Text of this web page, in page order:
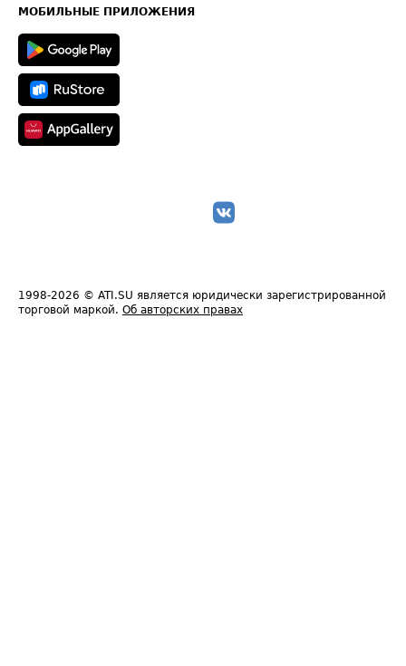
Техническая информация
МОБИЛЬНЫЕ ПРИЛОЖЕНИЯ
1998-2026 © ATI.SU является юридически зарегистрированной
торговой маркой. Об авторских правах